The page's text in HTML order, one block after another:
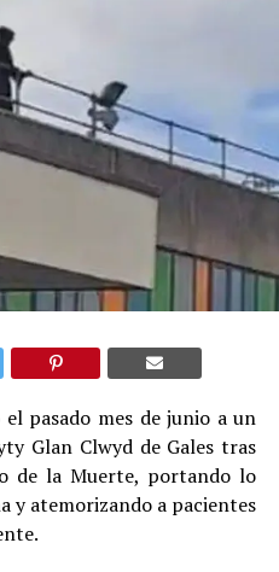
pasado mes de junio a un
Glan Clwyd de Gales tras
de la Muerte, portando lo
y atemorizando a pacientes